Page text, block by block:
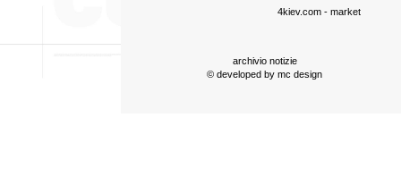
4kiev.com- market
archivio notizie
© developed by mc design